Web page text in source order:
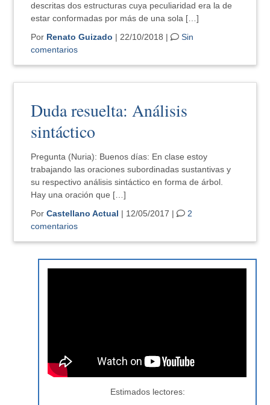
descritas dos estructuras cuya peculiaridad era la de
estar conformadas por más de una sola […]
Por Renato Guizado | 22/10/2018 |
Sin
comentarios
Duda resuelta: Análisis
sintáctico
Pregunta (Nuria): Buenos días: En clase estoy
trabajando las oraciones subordinadas sustantivas y
su respectivo análisis sintáctico en forma de árbol.
Hay una oración que […]
PorCastellano Actual | 12/05/2017 |
2
comentarios
Estimados lectores: